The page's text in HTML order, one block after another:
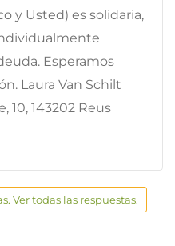
y Usted) es solidaria,
Esperamos
Laura Van Schilt
10, 143202 Reus
Ver todas las respuestas.